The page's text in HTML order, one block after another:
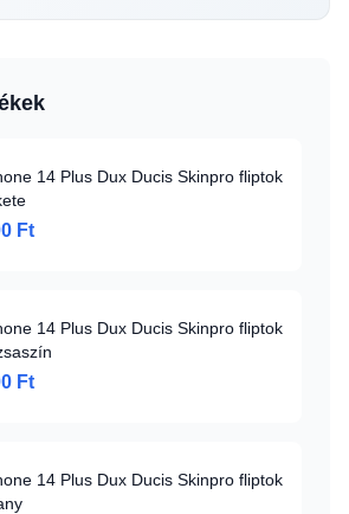
14 Plus Dux Ducis Skinpro fliptok
Ft
14 Plus Dux Ducis Skinpro fliptok
Ft
14 Plus Dux Ducis Skinpro fliptok